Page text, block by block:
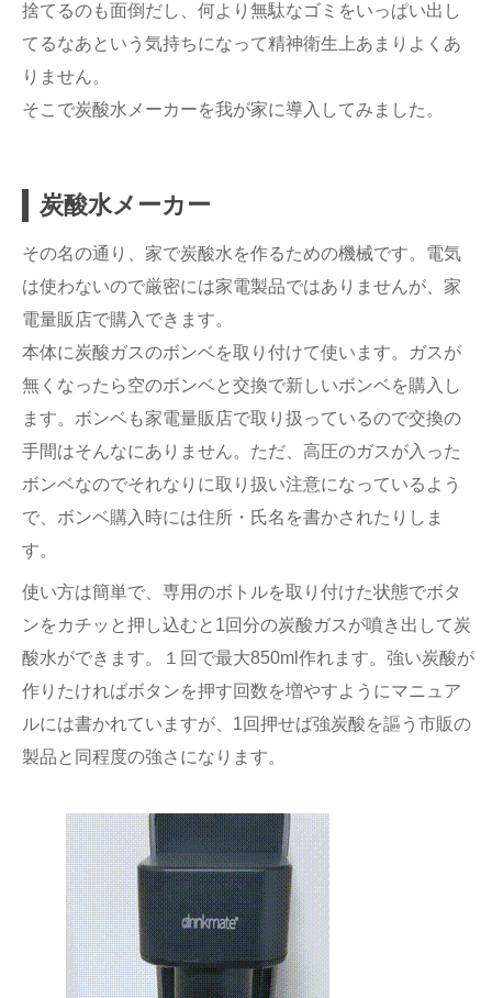
捨てるのも面倒だし、何より無駄なゴミをいっぱい出し
てるなあという気持ちになって精神衛生上あまりよくあ
りません。
そこで炭酸水メーカーを我が家に導入してみました。
炭酸水メーカー
その名の通り、家で炭酸水を作るための機械です。電気
は使わないので厳密には家電製品ではありませんが、家
電量販店で購入できます。
本体に炭酸ガスのボンベを取り付けて使います。ガスが
無くなったら空のボンベと交換で新しいボンベを購入し
ます。ボンベも家電量販店で取り扱っているので交換の
手間はそんなにありません。ただ、高圧のガスが入った
ボンベなのでそれなりに取り扱い注意になっているよう
で、ボンベ購入時には住所・氏名を書かされたりしま
す。
使い方は簡単で、専用のボトルを取り付けた状態でボタ
ンをカチッと押し込むと1回分の炭酸ガスが噴き出して炭
酸水ができます。１回で最大850ml作れます。強い炭酸が
作りたければボタンを押す回数を増やすようにマニュア
ルには書かれていますが、1回押せば強炭酸を謳う市販の
製品と同程度の強さになります。